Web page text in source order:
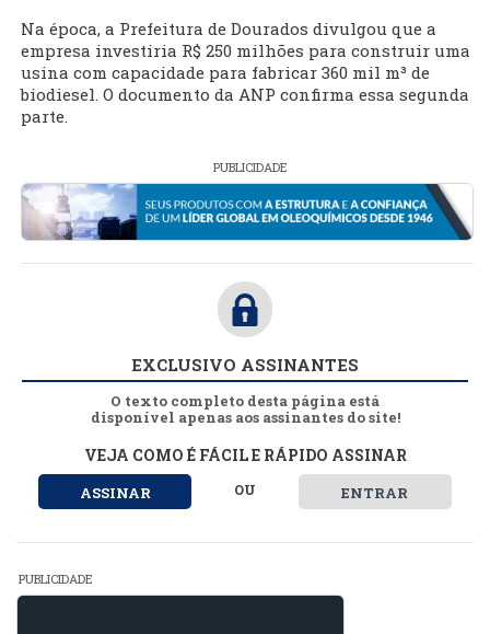
Na época, a Prefeitura de Dourados divulgou que a
empresa investiria R$ 250 milhões para construir uma
usina com capacidade para fabricar 360 mil m³ de
biodiesel. O documento da ANP confirma essa segunda
parte.
PUBLICIDADE
EXCLUSIVO ASSINANTES
O texto completo desta página está
disponível apenas aos assinantes do site!
VEJA COMO É FÁCIL E RÁPIDO ASSINAR
ASSINAR OU ENTRAR
PUBLICIDADE